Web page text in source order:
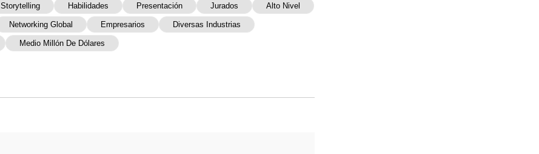
Storytelling Habilidades Presentación Jurados Alto Nivel
Networking Global Empresarios Diversas Industrias
Medio Millón De Dólares